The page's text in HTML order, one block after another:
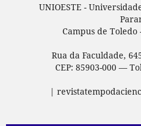
UNIOESTE -
Campus de Toledo
Rua da Faculdade,
CEP: 85903-000 —
|